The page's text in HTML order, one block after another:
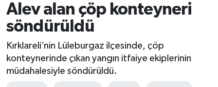
Alev alan çöp konteyneri
söndürüldü
Kırklareli’nin Lüleburgaz ilçesinde, çöp
konteynerinde çıkan yangın itfaiye ekiplerinin
müdahalesiyle söndürüldü.
Spor
Eğitim
Siyaset
Tekirdağ Trafik Yoğunluk Haritası
Süper Lig Puan Durumu ve Fikstür
Tüm Manşetler